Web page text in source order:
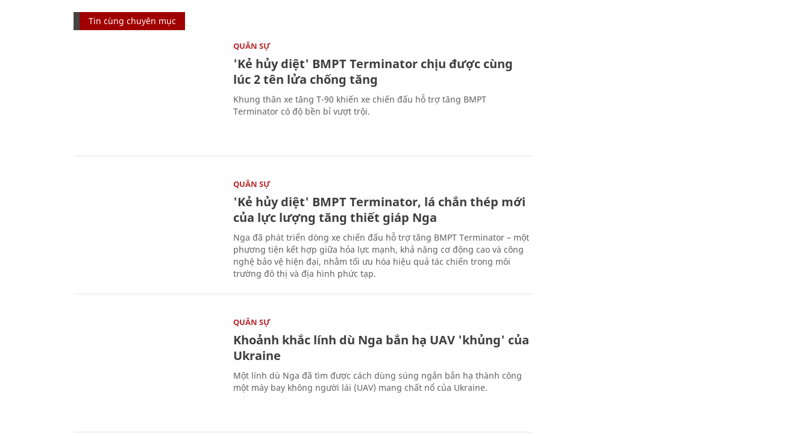
Tin cùng chuyên mục
QUÂN SỰ
'Kẻ hủy diệt' BMPT Terminator chịu được cùng
lúc 2 tên lửa chống tăng
Khung thân xe tăng T-90 khiến xe chiến đấu hỗ trợ tăng BMPT
Terminator có độ bền bỉ vượt trội.
QUÂN SỰ
'Kẻ hủy diệt' BMPT Terminator, lá chắn thép mới
của lực lượng tăng thiết giáp Nga
Nga đã phát triển dòng xe chiến đấu hỗ trợ tăng BMPT Terminator – một
phương tiện kết hợp giữa hỏa lực mạnh, khả năng cơ động cao và công
nghệ bảo vệ hiện đại, nhằm tối ưu hóa hiệu quả tác chiến trong môi
trường đô thị và địa hình phức tạp.
QUÂN SỰ
Khoảnh khắc lính dù Nga bắn hạ UAV 'khủng' của
Ukraine
Một lính dù Nga đã tìm được cách dùng súng ngắn bắn hạ thành công
một máy bay không người lái (UAV) mang chất nổ của Ukraine.